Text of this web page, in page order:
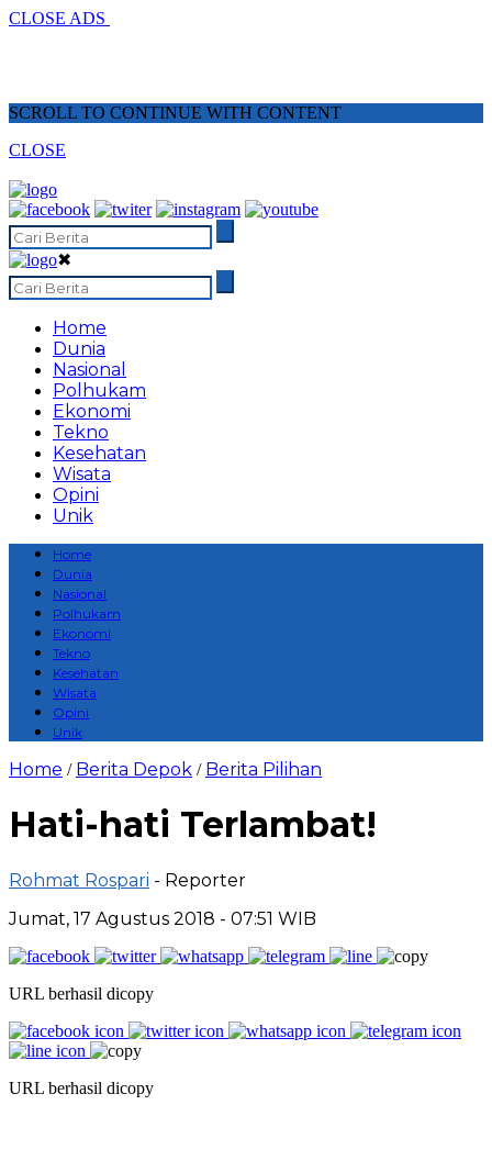
CLOSE ADS
SCROLL TO CONTINUE WITH CONTENT
CLOSE
✖
Home
Dunia
Nasional
Polhukam
Ekonomi
Tekno
Kesehatan
Wisata
Opini
Unik
Home
Dunia
Nasional
Polhukam
Ekonomi
Tekno
Kesehatan
Wisata
Opini
Unik
Home / Berita Depok / Berita Pilihan
Hati-hati Terlambat!
Rohmat Rospari - Reporter
Jumat, 17 Agustus 2018 - 07:51 WIB
URL berhasil dicopy
URL berhasil dicopy